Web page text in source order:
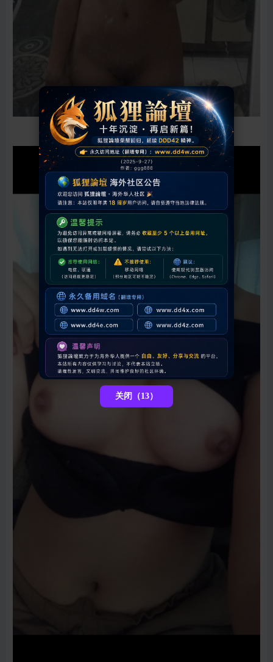
关闭（12）